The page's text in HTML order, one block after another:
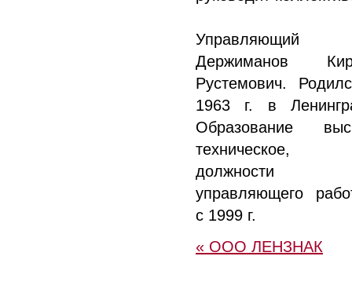
Держиманов
Рустемович.
1963 г. в
Образование
должности
управляющего
с 1999 г.
« ООО ЛЕНЗНАК